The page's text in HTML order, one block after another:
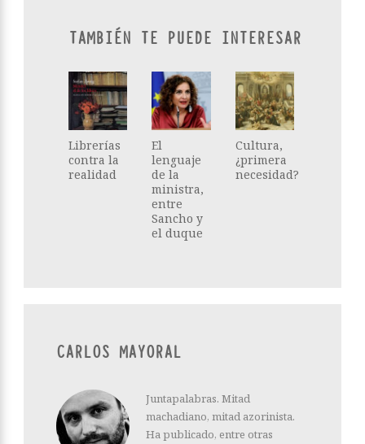
TAMBIÉN TE PUEDE INTERESAR
Librerías
contra la
realidad
El
lenguaje
de la
ministra,
entre
Sancho y
el duque
Cultura,
¿primera
necesidad?
CARLOS MAYORAL
Juntapalabras. Mitad
machadiano, mitad azorinista.
Ha publicado, entre otras